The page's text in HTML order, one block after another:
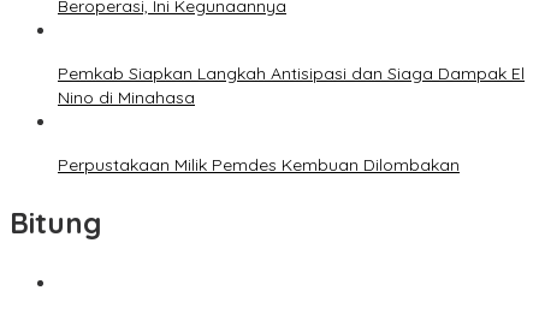
Beroperasi, Ini Kegunaannya
Pemkab Siapkan Langkah Antisipasi dan Siaga Dampak El
Nino di Minahasa
Perpustakaan Milik Pemdes Kembuan Dilombakan
Bitung